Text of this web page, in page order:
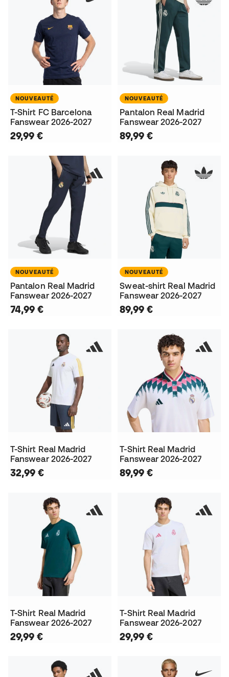
NOUVEAUTÉ
T-Shirt FC Barcelona
Fanswear 2026-2027
29,99 €
NOUVEAUTÉ
Pantalon Real Madrid
Fanswear 2026-2027
89,99 €
NOUVEAUTÉ
Pantalon Real Madrid
Fanswear 2026-2027
74,99 €
NOUVEAUTÉ
Sweat-shirt Real Madrid
Fanswear 2026-2027
89,99 €
T-Shirt Real Madrid
Fanswear 2026-2027
32,99 €
T-Shirt Real Madrid
Fanswear 2026-2027
89,99 €
T-Shirt Real Madrid
Fanswear 2026-2027
29,99 €
T-Shirt Real Madrid
Fanswear 2026-2027
29,99 €